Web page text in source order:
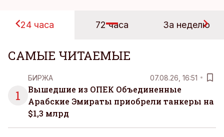
24 часа 72 часа За неделю
САМЫЕ ЧИТАЕМЫЕ
1
БИРЖА 07.08.26, 16:51
Вышедшие из ОПЕК Объединенные
Арабские Эмираты приобрели танкеры на
$1,3 млрд